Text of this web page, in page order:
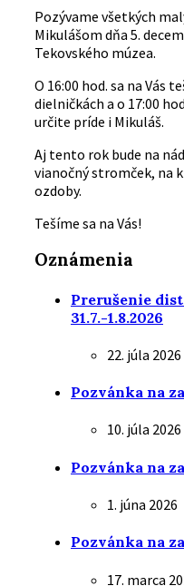
Pozývame všetkých
Mikulášom dňa 5.
Tekovského múzea.
O 16:00 hod. sa na Vás
dielničkách a o 17:00
určite príde i Mikuláš.
Aj tento rok bude na
vianočný stromček, na
ozdoby.
Tešíme sa na Vás!
Oznámenia
Prerušenie
31.7.-1.8.2026
22. júla 2026
Pozvánka na
10. júla 2026
Pozvánka na
1. júna 2026
Pozvánka na
17. marca